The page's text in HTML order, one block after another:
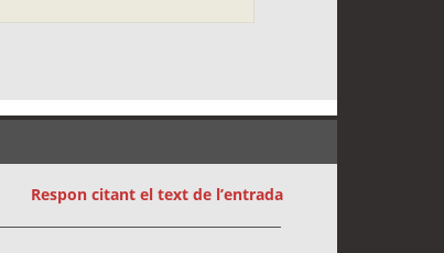
Respon citant el text de l’entrada